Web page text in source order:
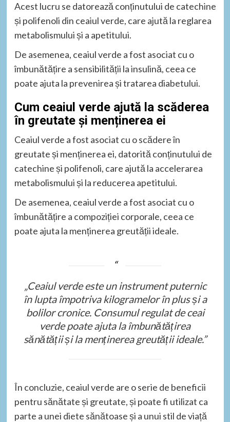
Acest lucru se datorează conținutului de catechine
și polifenoli din ceaiul verde, care ajută la reglarea
metabolismului și a apetitului.
De asemenea, ceaiul verde a fost asociat cu o
îmbunătățire a sensibilității la insulină, ceea ce
poate ajuta la prevenirea și tratarea diabetului.
Cum ceaiul verde ajută la scăderea
în greutate și menținerea ei
Ceaiul verde a fost asociat cu o scădere în
greutate și menținerea ei, datorită conținutului de
catechine și polifenoli, care ajută la accelerarea
metabolismului și la reducerea apetitului.
De asemenea, ceaiul verde a fost asociat cu o
îmbunătățire a compoziției corporale, ceea ce
poate ajuta la menținerea greutății ideale.
„Ceaiul verde este un instrument puternic
în lupta împotriva kilogramelor în plus și a
bolilor cronice. Consumul regulat de ceai
verde poate ajuta la îmbunătățirea
sănătății și la menținerea greutății ideale.”
În concluzie, ceaiul verde are o serie de beneficii
pentru sănătate și greutate, și poate fi utilizat ca
parte a unei diete sănătoase și a unui stil de viață